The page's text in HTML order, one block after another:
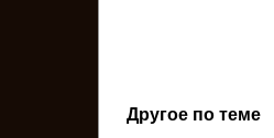
Другое по теме